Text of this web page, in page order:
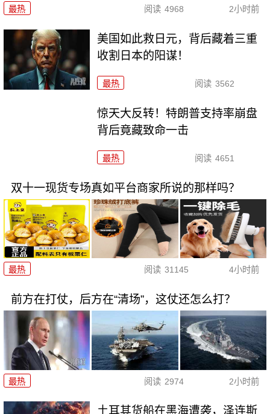
最热 阅读 4968 2小时前
美国如此救日元，背后藏着三重
收割日本的阳谋！
最热 阅读 3562
惊天大反转！特朗普支持率崩盘
背后竟藏致命一击
最热 阅读 4651
双十一现货专场真如平台商家所说的那样吗？
最热 阅读 31145 4小时前
前方在打仗，后方在“清场”，这仗还怎么打？
最热 阅读 2974 2小时前
土耳其货船在黑海遭袭，泽连斯